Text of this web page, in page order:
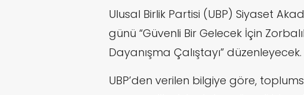
Ulusal Birlik Partisi (UBP) Siyaset
günü “Güvenli Bir Gelecek İçin
Dayanışma Çalıştayı” düzenleyecek.
UBP’den verilen bilgiye göre,